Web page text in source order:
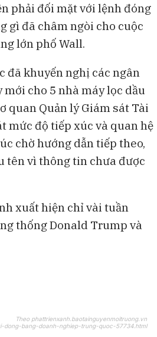
phải đối mặt với lệnh đóng
gì đã châm ngòi cho cuộc
lớn phố Wall.
đã khuyến nghị các ngân
cho 5 nhà máy lọc dầu
quan Quản lý Giám sát Tài
mức độ tiếp xúc và quan hệ
chờ hướng dẫn tiếp theo,
tên vì thông tin chưa được
xuất hiện chỉ vài tuần
thống Donald Trump và
Theo phattrienxanh.baotainguyenmoitruong.vn
dong-bang-doanh-nghiep-trung-quoc-57734.html